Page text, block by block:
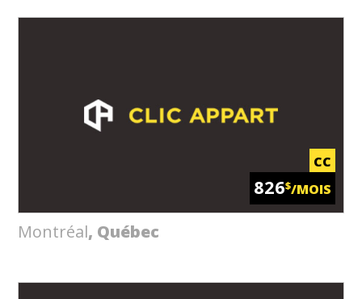
CC
826$/MOIS
Montréal, Québec